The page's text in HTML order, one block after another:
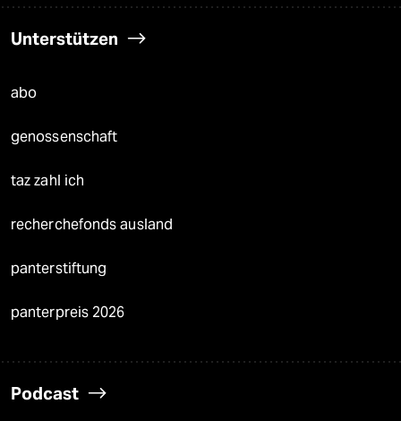
Unterstützen
abo
genossenschaft
taz zahl ich
recherchefonds ausland
panterstiftung
panterpreis 2026
Podcast